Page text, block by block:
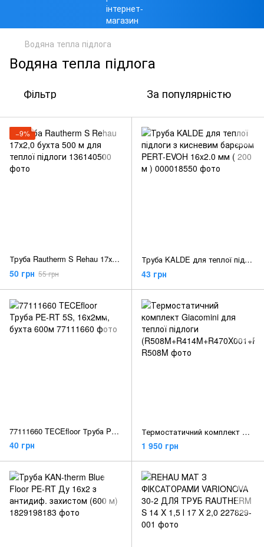
Водяна тепла підлога
Водяна тепла підлога
Фільтр За популярністю
−9%
Труба Rautherm S Rehau 17х2,0 бухта 500 м для теплої підлоги
50 грн 55 грн
Труба KALDE для теплої підлоги з кисневим барєром PERT-EVOH 16x2.0 мм ( 200 м )
43 грн
77111660 TECEfloor Труба PE-RT 5S, 16х2мм, бухта 600м
40 грн
Термостатичний комплект Giacomini для теплої підлоги (R508M+R414M+R470X001+R88IY002)
1 950 грн